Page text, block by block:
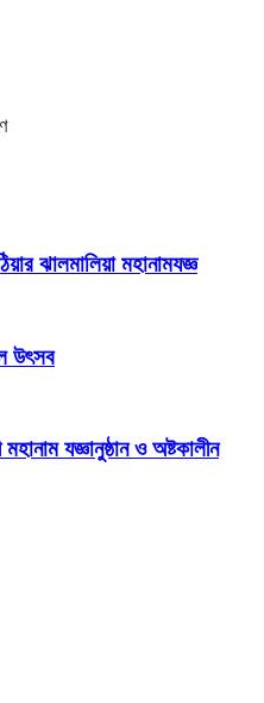
ঝালমালিয়া মহানামযজ্ঞ
উৎসব
যজ্ঞানুষ্ঠান ও অষ্টকালীন